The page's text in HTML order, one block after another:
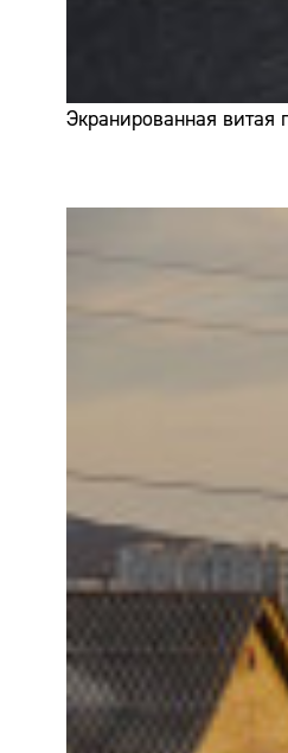
Экранированная